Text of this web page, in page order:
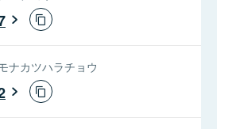
ナカツハラチョウ